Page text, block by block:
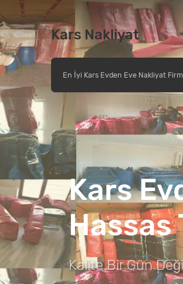
Kars Nakliyat
En İyi Kars Evden Eve Nakliyat
Kars
Hızlı Ve
Whatsaap'dan